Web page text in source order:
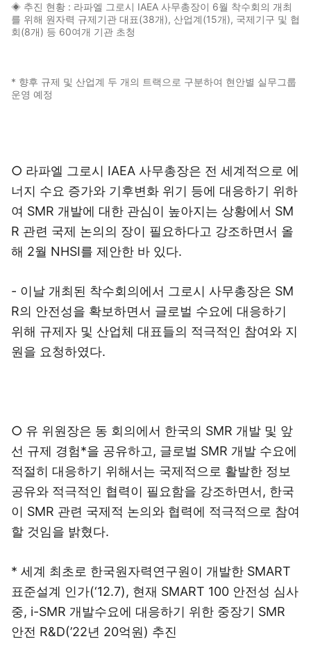
◈ 추진 현황 : 라파엘 그로시 IAEA 사무총장이 6월 착수회의 개최
를 위해 원자력 규제기관 대표(38개), 산업계(15개), 국제기구 및 협
회(8개) 등 60여개 기관 초청
* 향후 규제 및 산업계 두 개의 트랙으로 구분하여 현안별 실무그룹
운영 예정
○ 라파엘 그로시 IAEA 사무총장은 전 세계적으로 에
너지 수요 증가와 기후변화 위기 등에 대응하기 위하
여 SMR 개발에 대한 관심이 높아지는 상황에서 SM
R 관련 국제 논의의 장이 필요하다고 강조하면서 올
해 2월 NHSI를 제안한 바 있다.
- 이날 개최된 착수회의에서 그로시 사무총장은 SM
R의 안전성을 확보하면서 글로벌 수요에 대응하기
위해 규제자 및 산업체 대표들의 적극적인 참여와 지
원을 요청하였다.
○ 유 위원장은 동 회의에서 한국의 SMR 개발 및 앞
선 규제 경험*을 공유하고, 글로벌 SMR 개발 수요에
적절히 대응하기 위해서는 국제적으로 활발한 정보
공유와 적극적인 협력이 필요함을 강조하면서, 한국
이 SMR 관련 국제적 논의와 협력에 적극적으로 참여
할 것임을 밝혔다.
* 세계 최초로 한국원자력연구원이 개발한 SMART
표준설계 인가(‘12.7), 현재 SMART 100 안전성 심사
중, i-SMR 개발수요에 대응하기 위한 중장기 SMR
안전 R&D(’22년 20억원) 추진